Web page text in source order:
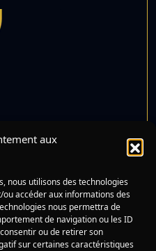
aux
nous utilisons des technologies
accéder aux informations des
nous permettra de
de navigation ou les ID
ou de retirer son
sur certaines caractéristiques
Lire